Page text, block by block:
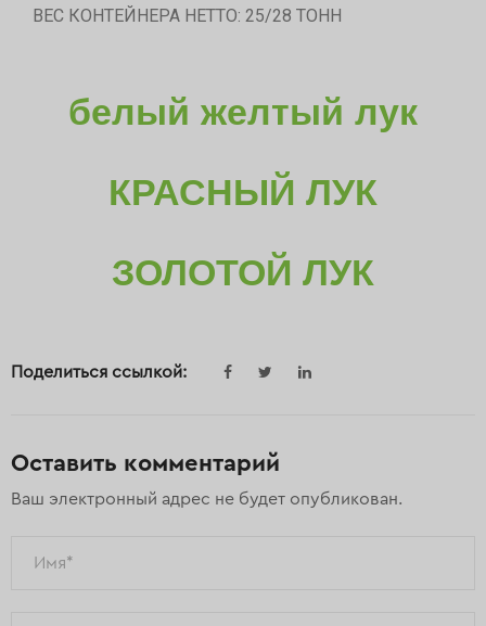
ВЕС КОНТЕЙНЕРА НЕТТО: 25/28 ТОНН
белый желтый лук
КРАСНЫЙ ЛУК
ЗОЛОТОЙ ЛУК
Поделиться ссылкой:
Оставить комментарий
Ваш электронный адрес не будет опубликован.